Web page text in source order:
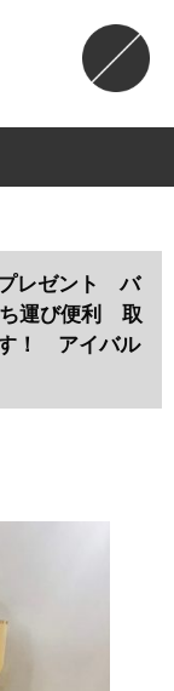
レゼント バ
運び便利 取
！ アイバル